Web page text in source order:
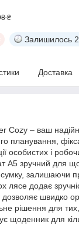
₴
Залишилось
Доставка
Cozy – ваш
планування,
особистих і
зручний для
залишаючи
лясе додає
дозволяє швидко
рішення для
щоденник для